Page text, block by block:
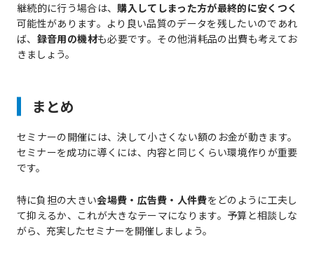
継続的に行う場合は、購入してしまった方が最終的に安くつく
可能性があります。より良い品質のデータを残したいのであれ
ば、 録音用の機材も必要です。その他消耗品の出費も考えてお
きましょう。
まとめ
セミナーの開催には、決して小さくない額のお金が動きます。
セミナーを成功に導くには、内容と同じくらい環境作りが重要
です。
特に負担の大きい会場費・広告費・人件費をどのように工夫し
て抑えるか、これが大きなテーマになります。予算と相談しな
がら、充実したセミナーを開催しましょう。